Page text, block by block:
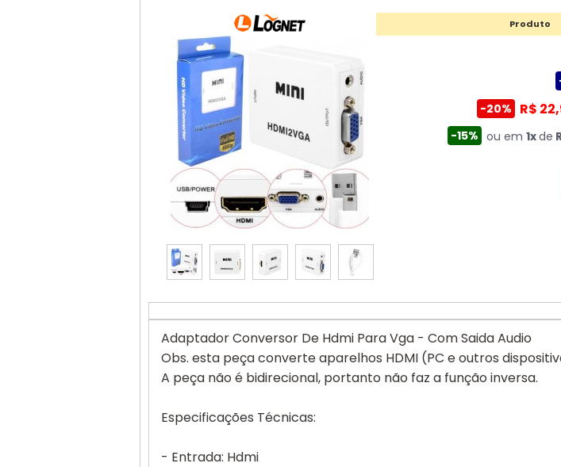
Produto
-20% R$
-15% ou em 1xde
Adaptador Conversor De Hdmi Para Vga - Com Saida Audio
Obs. esta peça converte aparelhos HDMI (PC e outros
A peça não é bidirecional, portanto não faz a função inversa.
Especificações Técnicas:
- Entrada: Hdmi